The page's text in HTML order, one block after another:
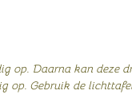
op. Daarna kan deze
op. Gebruik de